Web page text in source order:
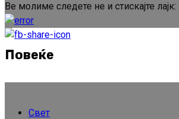
Ве молиме следете не и стискајте лајк:
Continue
Reading
Повеќе
Свет